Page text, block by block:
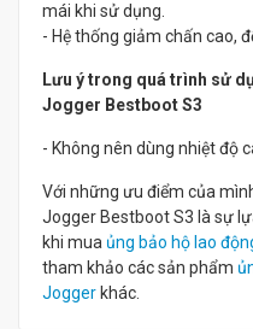
mái khi sử dụng.
- Hệ thống giảm chấn cao,
Lưu ý trong quá trình sử
Jogger Bestboot S3
- Không nên dùng nhiệt độ
Với những ưu điểm của
Jogger Bestboot S3 là sự
khi mua ủng bảo hộ lao
tham khảo các sản phẩm
Jogger khác.